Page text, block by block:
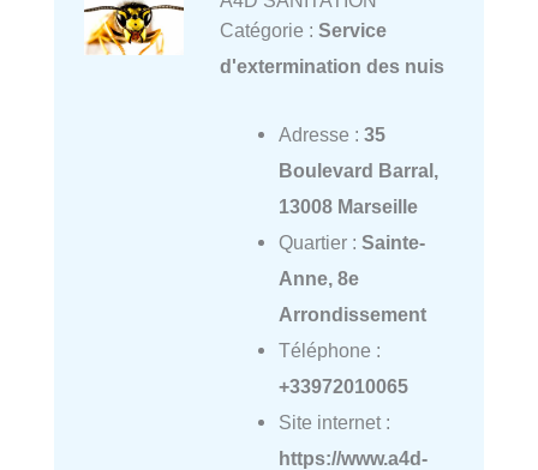
Catégorie : Service
d'extermination des nuis
Adresse : 35
Boulevard Barral,
13008 Marseille
Quartier : Sainte-
Anne, 8e
Arrondissement
Téléphone :
+33972010065
Site internet :
https://www.a4d-